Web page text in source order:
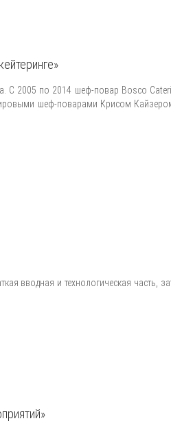
С 2005 по 2014 шеф-повар Bosco
шеф-поварами Крисом
вводная и технологическая